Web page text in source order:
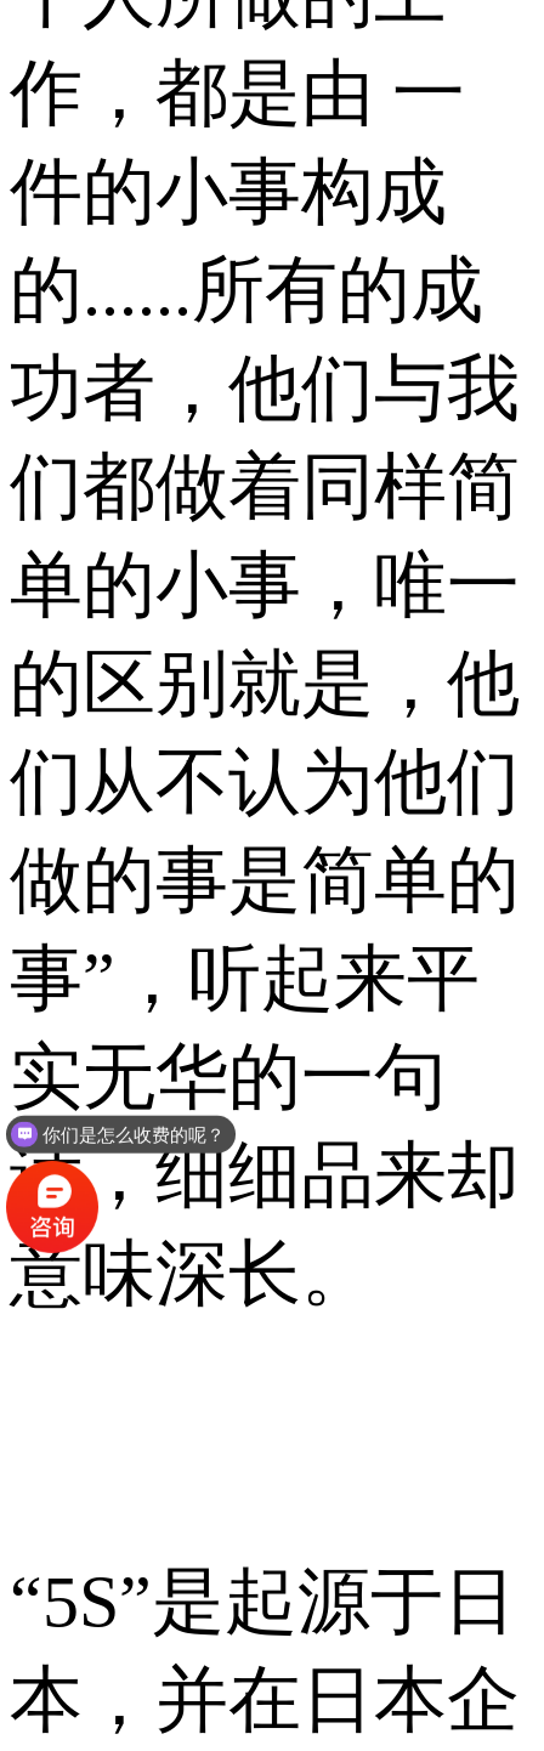
作，都是由 一
件的小事构成
的......所有的成
功者，他们与我
们都做着同样简
单的小事，唯一
的区别就是，他
们从不认为他们
做的事是简单的
事”，听起来平
实无华的一句
话，细细品来却
意味深长。
“5S”是起源于日
本，并在日本企
你们是怎么收费的呢？